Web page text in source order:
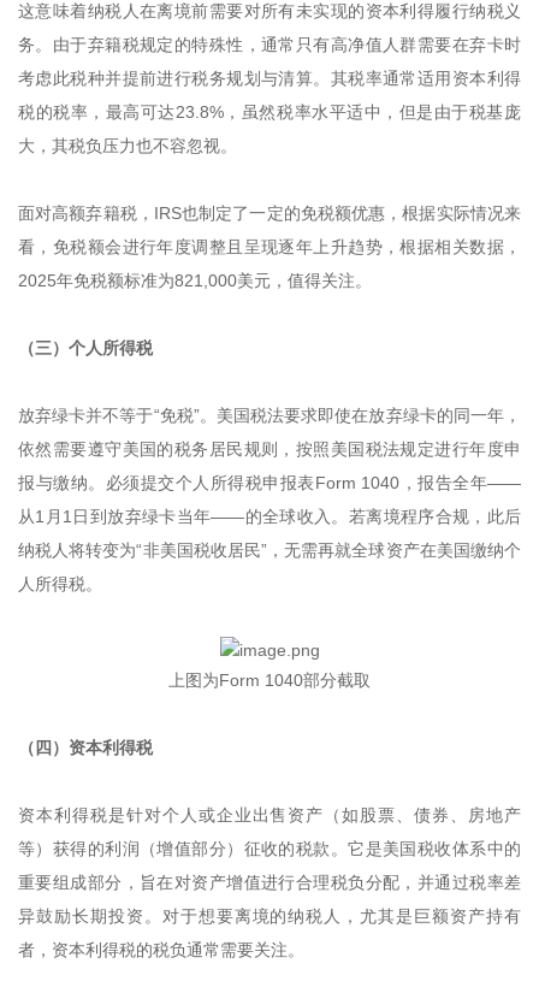
这意味着纳税人在离境前需要对所有未实现的资本利得履行纳税义
务。由于弃籍税规定的特殊性，通常只有高净值人群需要在弃卡时
考虑此税种并提前进行税务规划与清算。其税率通常适用资本利得
税的税率，最高可达23.8%，虽然税率水平适中，但是由于税基庞
大，其税负压力也不容忽视。
面对高额弃籍税，IRS也制定了一定的免税额优惠，根据实际情况来
看，免税额会进行年度调整且呈现逐年上升趋势，根据相关数据，
2025年免税额标准为821,000美元，值得关注。
（三）个人所得税
放弃绿卡并不等于“免税”。美国税法要求即使在放弃绿卡的同一年，
依然需要遵守美国的税务居民规则，按照美国税法规定进行年度申
报与缴纳。必须提交个人所得税申报表Form 1040，报告全年——
从1月1日到放弃绿卡当年——的全球收入。若离境程序合规，此后
纳税人将转变为“非美国税收居民”，无需再就全球资产在美国缴纳个
人所得税。
上图为Form 1040部分截取
（四）资本利得税
资本利得税是针对个人或企业出售资产（如股票、债券、房地产
等）获得的利润（增值部分）征收的税款。它是美国税收体系中的
重要组成部分，旨在对资产增值进行合理税负分配，并通过税率差
异鼓励长期投资。对于想要离境的纳税人，尤其是巨额资产持有
者，资本利得税的税负通常需要关注。